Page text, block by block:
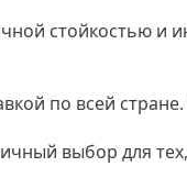
стойкостью и
по всей
выбор для